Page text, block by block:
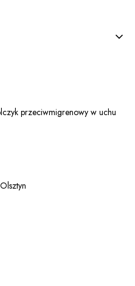
przeciwmigrenowy w uchu